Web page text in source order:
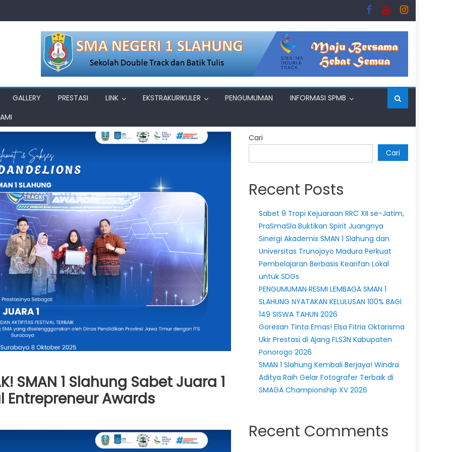
GALLERY PRESTASI LINK EKSTRAKURIKULER PENGUMUMAN
INFORMASI SPMB
SMAN 1 Slahung Sabet Juara 1
Entrepreneur Awards
Cari
Cari
Recent Posts
Sabet 9 Tropi Kejuaraan RRC XII se-Jatim,
PraSmaSla Buktikan Spirit Juangnya
Sinergi Akademis SMAN 1 Slahung dan
Universitas Trunojoyo Madura Perkuat
Pembelajaran Berbasis Kearifan Lokal
untuk SDGs
PENGUMUMAN RESMI LEMBAGA SMAN 1
SLAHUNG NYATAKAN KELULUSAN 100% BAGI
149 SISWA TAHUN 2026
Goresan Tinta Emas! Elsa Fitria Oktarisma
Ukir Prestasi di Ajang FLS3N Kabupaten
Ponorogo 2026
SMAN 1 Slahung Kembali Berjaya! Windra
Aditya Raih Gelar Fotografer Terbaik di
SMAGA Championship XV 2026
Recent Comments